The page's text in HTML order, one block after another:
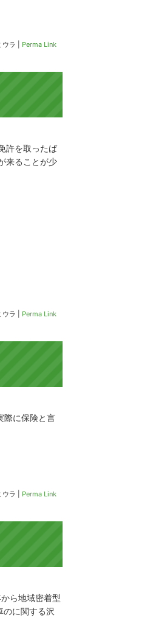
ウラ Perma Link
許を取ったば
来ることが少
ウラ Perma Link
際に保険と言
ウラ Perma Link
ら地域密着型
に関する沢